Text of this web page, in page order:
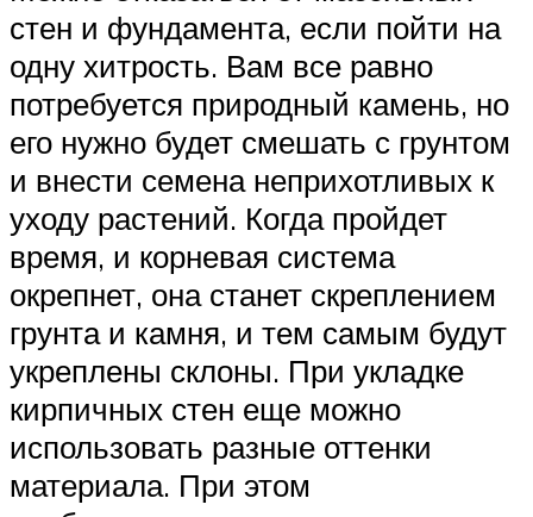
стен и фундамента, если пойти на
одну хитрость. Вам все равно
потребуется природный камень, но
его нужно будет смешать с грунтом
и внести семена неприхотливых к
уходу растений. Когда пройдет
время, и корневая система
окрепнет, она станет скреплением
грунта и камня, и тем самым будут
укреплены склоны. При укладке
кирпичных стен еще можно
использовать разные оттенки
материала. При этом